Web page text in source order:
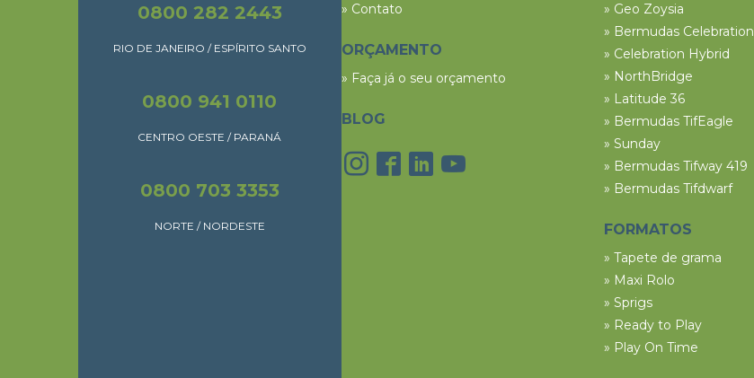
0800 282 2443
RIO DE JANEIRO / ESPÍRITO SANTO
0800 941 0110
CENTRO OESTE / PARANÁ
0800 703 3353
NORTE / NORDESTE
» Contato
ORÇAMENTO
» Faça já o seu orçamento
BLOG
» Geo Zoysia
» Bermudas Celebration
» Celebration Hybrid
» NorthBridge
» Latitude 36
» Bermudas TifEagle
» Sunday
» Bermudas Tifway 419
» Bermudas Tifdwarf
FORMATOS
» Tapete de grama
» Maxi Rolo
» Sprigs
» Ready to Play
» Play On Time